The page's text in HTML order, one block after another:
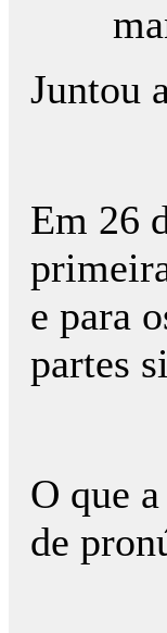
Juntou
Em 26
e para
partes
O que
de